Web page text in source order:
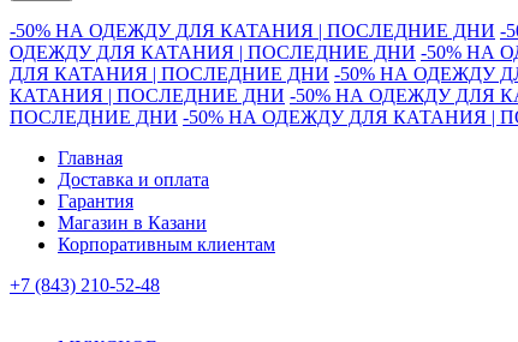
-50% НА ОДЕЖДУ ДЛЯ КАТАНИЯ | ПОСЛЕДНИЕ ДНИ -
ОДЕЖДУ ДЛЯ КАТАНИЯ | ПОСЛЕДНИЕ ДНИ -50% НА
ДЛЯ КАТАНИЯ | ПОСЛЕДНИЕ ДНИ -50% НА ОДЕЖДУ
КАТАНИЯ | ПОСЛЕДНИЕ ДНИ -50% НА ОДЕЖДУ ДЛЯ
ПОСЛЕДНИЕ ДНИ -50% НА ОДЕЖДУ ДЛЯ КАТАНИЯ |
Главная
Доставка и оплата
Гарантия
Магазин в Казани
Корпоративным клиентам
+7 (843) 210-52-48